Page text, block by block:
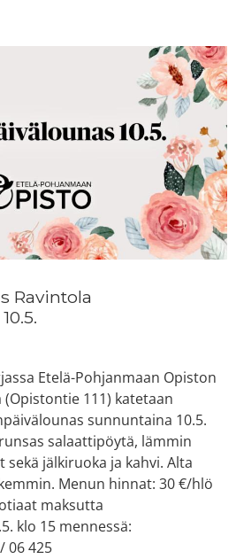
Ravintola
Etelä-Pohjanmaan Opiston
111) katetaan
sunnuntaina 10.5.
salaattipöytä, lämmin
jälkiruoka ja kahvi. Alta
Menun hinnat: 30 €/hlö
maksutta
klo 15 mennessä:
06 425